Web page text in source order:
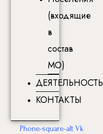
(входящие
в
состав
МО)
ДЕЯТЕЛЬНОСТЬ
КОНТАКТЫ
Phone-square-alt Vk